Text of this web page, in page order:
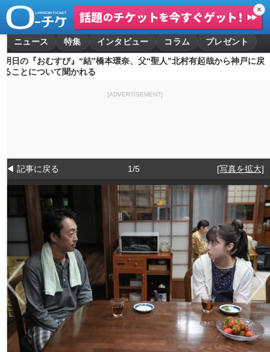
✕
ニュース 特集 インタビュー コラム
プレゼント
明日の『おむすび』“結”橋本環奈、父“聖人”北村有起哉から神戸に戻
ることについて聞かれる
[ADVERTISEMENT]
◀ 記事に戻る 1/5 [写真を拡大]